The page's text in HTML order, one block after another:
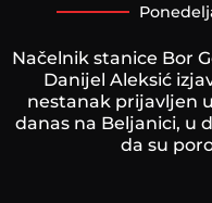
Načelnik stanice Bor
Danijel Aleksić
nestanak prijavljen
danas na Beljanici, u
da su